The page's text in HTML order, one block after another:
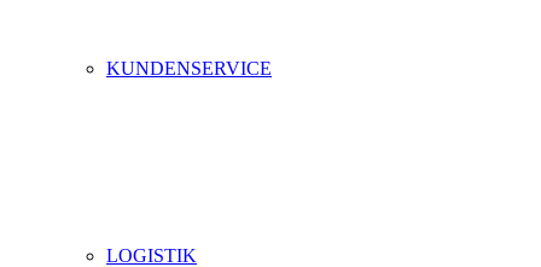
KUNDENSERVICE
LOGISTIK